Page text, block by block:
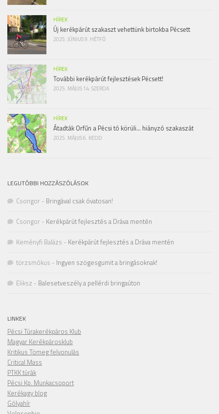
HÍREK
Új kerékpárút szakaszt vehettünk birtokba Pécsett
2025. JÚNIUS 9. HÉTFŐ
HÍREK
További kerékpárút fejlesztések Pécsett!
2025. MÁJUS 14. SZERDA
HÍREK
Átadták Orfűn a Pécsi tó körüli… hiányzó szakaszát
2025. MÁJUS 6. KEDD
LEGUTÓBBI HOZZÁSZÓLÁSOK
Csongor - Bringával csak óvatosan!
Csongor - Kerékpárút fejlesztés a Dráva mentén
Keményfi Balázs - Kerékpárút fejlesztés a Dráva mentén
törzsmókus - Ingyen szögesgumit a bringásoknak!
Eliksz - Balesetveszély a pellérdi bringaúton
LINKEK
Pécsi Túrakerékpáros Klub
Magyar Kerékpárosklub
Kritikus Tömeg felvonulás
Critical Mass
PTKK túrák
Pécsi Kp. Munkacsoport
Kerékagy blog
Gólyahír